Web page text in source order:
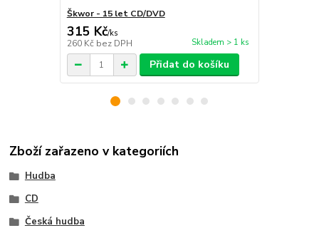
Škwor - 15 let CD/DVD
315 Kč/ks
260 Kč bez DPH Skladem > 1 ks
Přidat do košíku
Zboží zařazeno v kategoriích
Hudba
CD
Česká hudba